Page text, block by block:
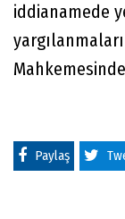
iddianamede
Paylaş